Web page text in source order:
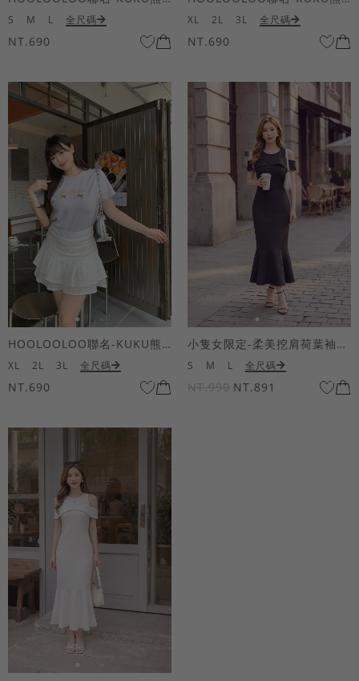
S M L 全尺碼
NT.690
XL 2L 3L 全尺碼
NT.690
HOOLOOLOO聯名-KUKU熊蝴蝶結短袖上衣
XL 2L 3L 全尺碼
NT.690
小隻女限定-柔美挖肩荷葉袖魚尾長洋裝
S M L 全尺碼
NT.990 NT.891